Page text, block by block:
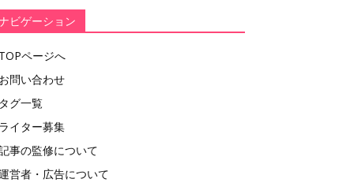
ビゲーション
TOPページへ
お問い合わせ
タグ一覧
ライター募集
事の監修について
営者・広告について